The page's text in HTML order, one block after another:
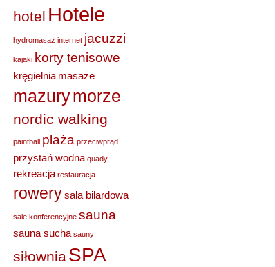
hotel Hotele
hydromasaż internet jacuzzi
kajaki korty tenisowe
kręgielnia masaże
mazurymorze
nordic walking
paintball plaża przeciwprąd
przystań wodna quady
rekreacja restauracja
rowerysala bilardowa
sale konferencyjne sauna
sauna sucha sauny
siłowniaSPA